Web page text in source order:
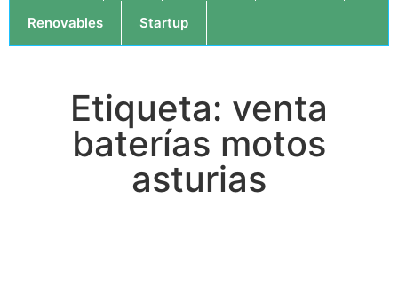
Renovables Startup
Etiqueta: venta
baterías motos
asturias